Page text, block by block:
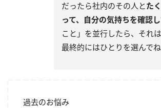
だったら社内のその人とた
って、自分の気持ちを確認し
こと」を並行したら、それは
最終的にはひとりを選んでね
過去のお悩み